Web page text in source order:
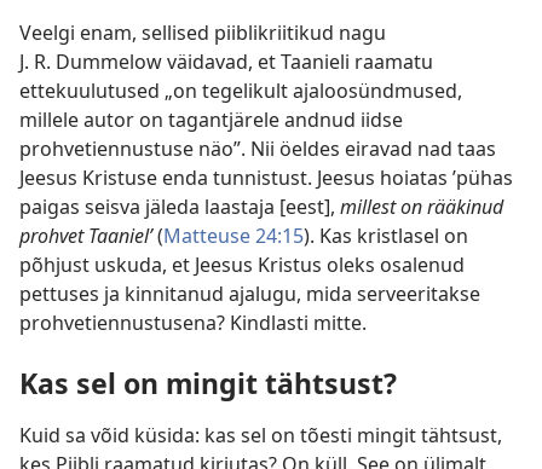
Veelgi enam, sellised piiblikriitikud nagu
J. R. Dummelow väidavad, et Taanieli raamatu
ettekuulutused „on tegelikult ajaloosündmused,
millele autor on tagantjärele andnud iidse
prohvetiennustuse näo”. Nii öeldes eiravad nad taas
Jeesus Kristuse enda tunnistust. Jeesus hoiatas ’pühas
paigas seisva jäleda laastaja [eest], millest on rääkinud
prohvet Taaniel’(Matteuse 24:15). Kas kristlasel on
põhjust uskuda, et Jeesus Kristus oleks osalenud
pettuses ja kinnitanud ajalugu, mida serveeritakse
prohvetiennustusena? Kindlasti mitte.
Kas sel on mingit tähtsust?
Kuid sa võid küsida: kas sel on tõesti mingit tähtsust,